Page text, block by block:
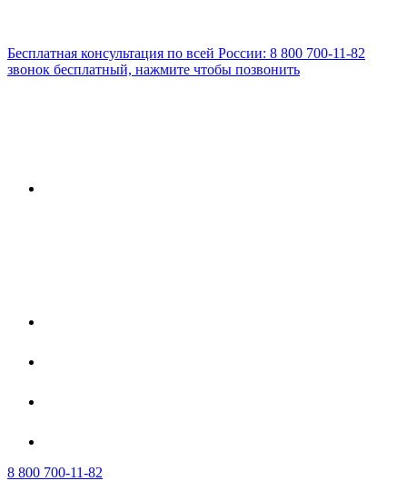
Бесплатная консультация по всей России: 8 800 700-11-82
звонок бесплатный, нажмите чтобы позвонить
8 800 700-11-82